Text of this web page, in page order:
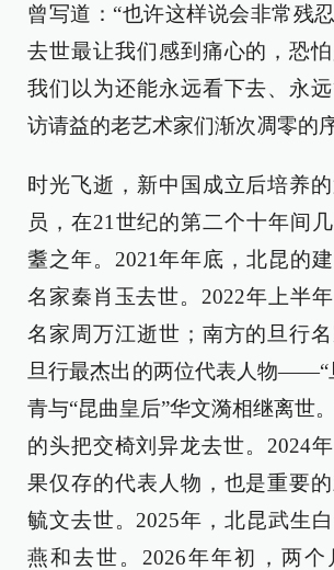
曾写道：“也许这样说会非常残
去世最让我们感到痛心的，恐
我们以为还能永远看下去、永
访请益的老艺术家们渐次凋零的
时光飞逝，新中国成立后培养
员，在21世纪的第二个十年间
耋之年。2021年年底，北昆的
名家秦肖玉去世。2022年上半
名家周万江逝世；南方的旦行
旦行最杰出的两位代表人物——“
青与“昆曲皇后”华文漪相继离世
的头把交椅刘异龙去世。2024
果仅存的代表人物，也是重要
毓文去世。2025年，北昆武生
燕和去世。2026年年初，两个